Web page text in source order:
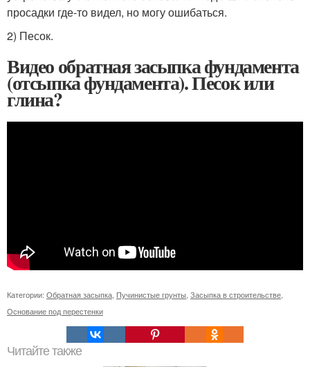
просадки где-то видел, но могу ошибаться.
2) Песок.
Видео обратная засыпка фундамента
(отсыпка фундамента). Песок или
глина?
Категории: Обратная засыпка, Пучинистые грунты, Засыпка в строительстве,
Основание под перестенки
Читайте также